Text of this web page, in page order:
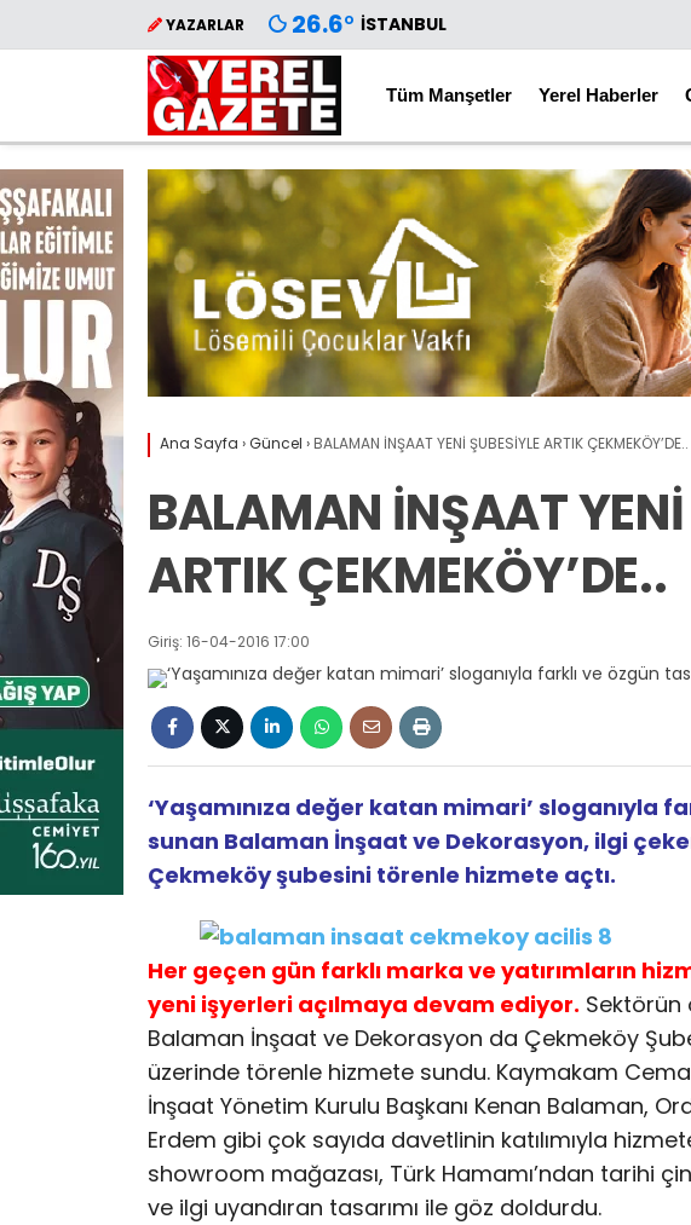
YAZARLAR 26.6° İSTANBUL
Tüm Manşetler Yerel Haberler
Ana Sayfa ›Güncel › BALAMAN İNŞAAT YENİ ŞUBESİYLE ARTIK ÇEKMEKÖY’DE..
BALAMAN İNŞAAT YENİ
ARTIK ÇEKMEKÖY’DE..
Giriş: 16-04-2016 17:00
‘Yaşamınıza değer katan mimari’ sloganıyla
sunan Balaman İnşaat ve Dekorasyon, ilgi
Çekmeköy şubesini törenle hizmete açtı.
Her geçen gün farklı marka ve yatırımların
yeni işyerleri açılmaya devam ediyor. Sektörün
Balaman İnşaat ve Dekorasyon da Çekmeköy
üzerinde törenle hizmete sundu. Kaymakam
İnşaat Yönetim Kurulu Başkanı Kenan Balaman,
Erdem gibi çok sayıda davetlinin katılımıyla
showroom mağazası, Türk Hamamı’ndan tarihi
ve ilgi uyandıran tasarımı ile göz doldurdu.